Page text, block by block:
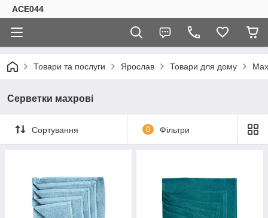
ACE044
Товари та послуги Ярослав Товари для дому
Серветки махрові
Сортування 0 Фільтри